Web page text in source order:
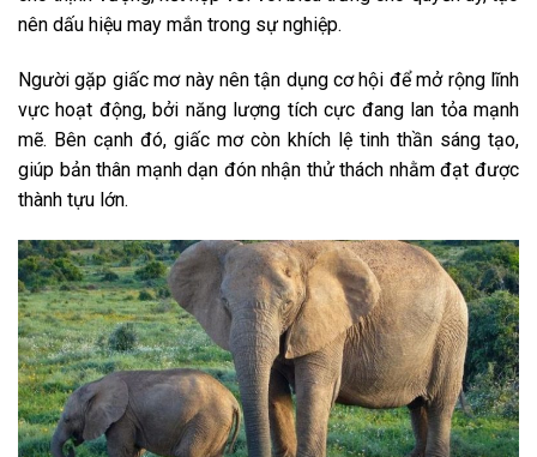
nên dấu hiệu may mắn trong sự nghiệp.
Người gặp giấc mơ này nên tận dụng cơ hội để mở rộng lĩnh
vực hoạt động, bởi năng lượng tích cực đang lan tỏa mạnh
mẽ. Bên cạnh đó, giấc mơ còn khích lệ tinh thần sáng tạo,
giúp bản thân mạnh dạn đón nhận thử thách nhằm đạt được
thành tựu lớn.